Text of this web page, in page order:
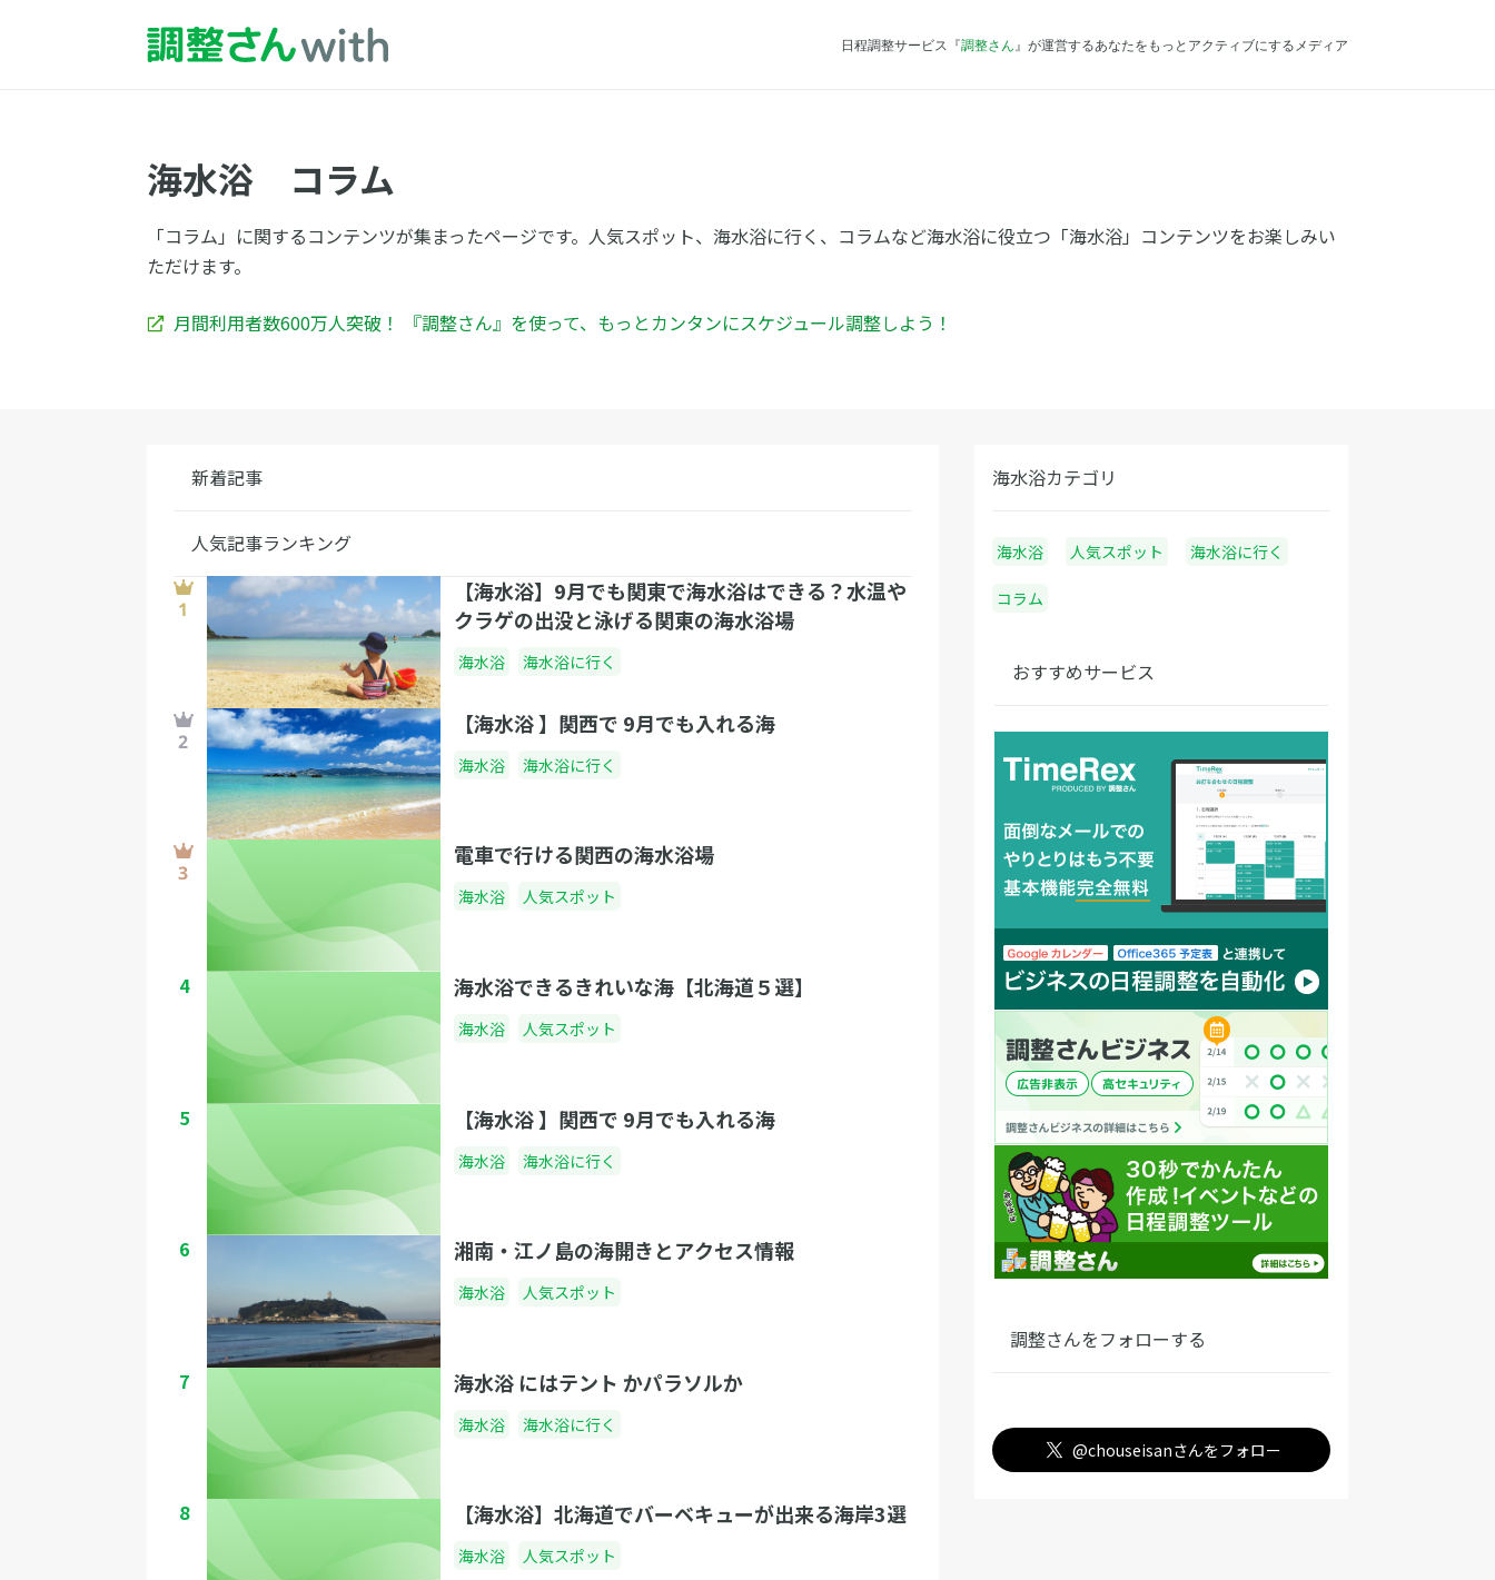
日程調整サービス『調整さん 』が運営するあなたをもっとアクティブにするメディア
海水浴 コラム
「コラム」に関するコンテンツが集まったページです。人気スポット、海水浴に行く、コラムなど海水浴に役立つ「海水浴」コンテンツをお楽しみい
ただけます。
月間利用者数600万人突破！ 『調整さん』を使って、もっとカンタンにスケジュール調整しよう！
新着記事
人気記事ランキング
【海水浴】9月でも関東で海水浴はできる？水温や
クラゲの出没と泳げる関東の海水浴場
海水浴 海水浴に行く
【海水浴 】関西で 9月でも入れる海
海水浴 海水浴に行く
電車で行ける関西の海水浴場
海水浴 人気スポット
4 海水浴できるきれいな海【北海道５選】
海水浴 人気スポット
5 【海水浴 】関西で 9月でも入れる海
海水浴 海水浴に行く
6 湘南・江ノ島の海開きとアクセス情報
海水浴 人気スポット
7 海水浴 にはテント かパラソルか
海水浴 海水浴に行く
8 【海水浴】北海道でバーベキューが出来る海岸3選
海水浴 人気スポット
海水浴カテゴリ
海水浴 人気スポット 海水浴に行く
コラム
おすすめサービス
調整さんをフォローする
@chouseisanさんをフォロー